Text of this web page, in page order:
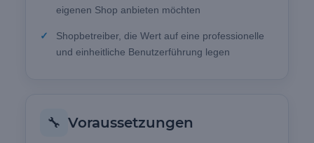
eigenen Shop anbieten möchten
Shopbetreiber, die Wert auf eine professionelle
und einheitliche Benutzerführung legen
🔧 Voraussetzungen